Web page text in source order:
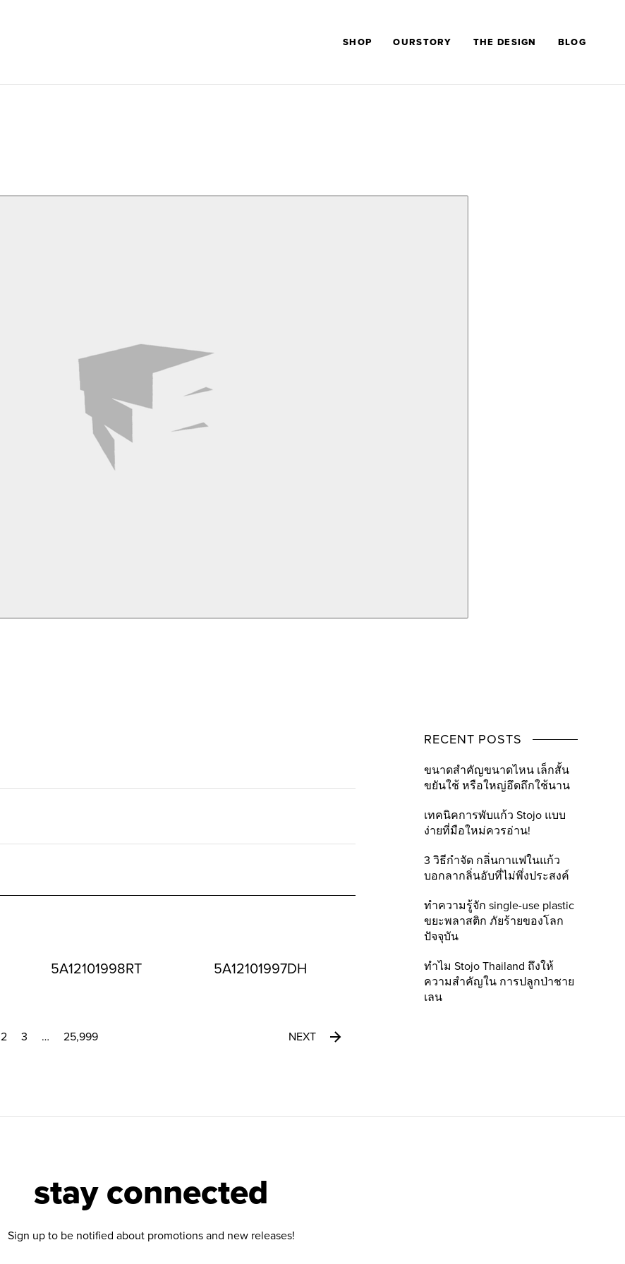
SHOP OURSTORY THE DESIGN BLOG
5A12101998RT 5A12101997DH
2 3 … 25,999 NEXT
RECENT POSTS
ขนาดสำคัญขนาดไหน เล็กสั้น
ขยันใช้ หรือใหญ่อึดถึกใช้นาน
เทคนิคการพับแก้ว Stojo แบบ
ง่ายที่มือใหม่ควรอ่าน!
3 วิธีกำจัด กลิ่นกาแฟในแก้ว
บอกลากลิ่นอับที่ไม่พึ่งประสงค์
ทำความรู้จัก single-use plastic
ขยะพลาสติก ภัยร้ายของโลก
ปัจจุบัน
ทำไม Stojo Thailand ถึงให้
ความสำคัญใน การปลูกป่าชาย
เลน
stay connected
Sign up to be notified about promotions and new releases!